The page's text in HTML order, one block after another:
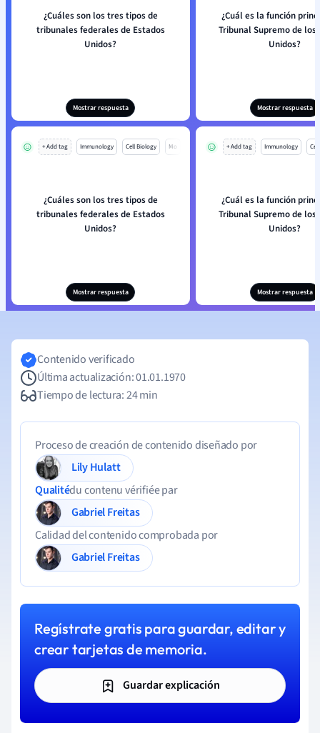
¿Cuáles son los tres tipos de
tribunales federales de Estados
Unidos?
Mostrar respuesta
¿Cuál es la función
Tribunal Supremo de los
Unidos?
Mostrar respuesta
+ Add tag Immunology Cell Biology Mo
¿Cuáles son los tres tipos de
tribunales federales de Estados
Unidos?
Mostrar respuesta
+ Add tag Immunology
¿Cuál es la función
Tribunal Supremo de los
Unidos?
Mostrar respuesta
Contenido verificado
Última actualización: 01.01.1970
Tiempo de lectura: 24 min
Proceso de creación de contenido diseñado por
Lily Hulatt
Qualitédu contenu vérifiée par
Gabriel Freitas
Calidad del contenido comprobada por
Gabriel Freitas
Regístrate gratis para guardar, editar y
crear tarjetas de memoria.
Guardar explicación